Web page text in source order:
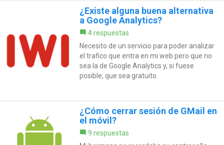
¿Existe alguna buena alternativa
a Google Analytics?
4 respuestas
Necesito de un servicio para poder analizar
el trafico que entra en mi web pero que no
sea la de Google Analytics y, si fuese
posible, que sea gratuito.
¿Cómo cerrar sesión de GMail en
el móvil?
9 respuestas